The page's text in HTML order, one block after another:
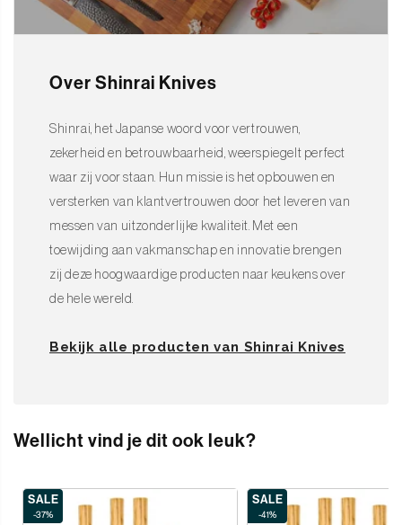
Over Shinrai Knives
Shinrai, het Japanse woord voor vertrouwen,
zekerheid en betrouwbaarheid, weerspiegelt perfect
waar zij voor staan. Hun missie is het opbouwen en
versterken van klantvertrouwen door het leveren van
messen van uitzonderlijke kwaliteit. Met een
toewijding aan vakmanschap en innovatie brengen
zij deze hoogwaardige producten naar keukens over
de hele wereld.
Bekijk alle producten van Shinrai Knives
Wellicht vind je dit ook leuk?
SALE
-37%
SALE
-41%